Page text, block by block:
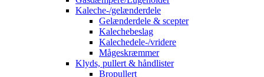
Kaleche-/gelænderdele
Gelænderdele & scepter
Kalechebeslag
Kalechedele-/vridere
Mågeskræmmer
Klyds, pullert & håndlister
Bropullert